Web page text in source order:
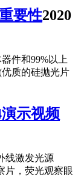
要性2020
件和99%以上
质的硅抛光片
示视频
线激发光源
片，荧光观察眼